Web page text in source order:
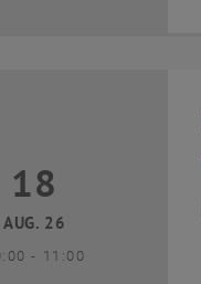
August 2026
18
AUG. 26
- bis
11:00